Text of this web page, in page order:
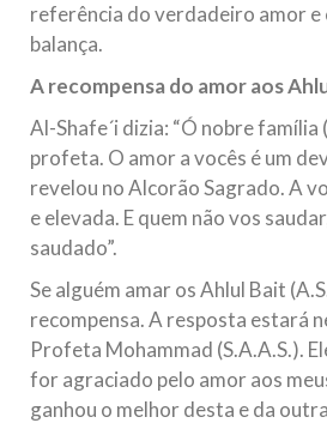
referência do verdadeiro amor e
balança.
A recompensa do amor aos
Al-Shafe´i dizia: “Ó nobre família
profeta. O amor a vocês é um
revelou no Alcorão Sagrado. A
e elevada. E quem não vos
saudado”.
Se alguém amar os Ahlul Bait
recompensa. A resposta estará
Profeta Mohammad (S.A.A.S.).
for agraciado pelo amor aos
ganhou o melhor desta e da